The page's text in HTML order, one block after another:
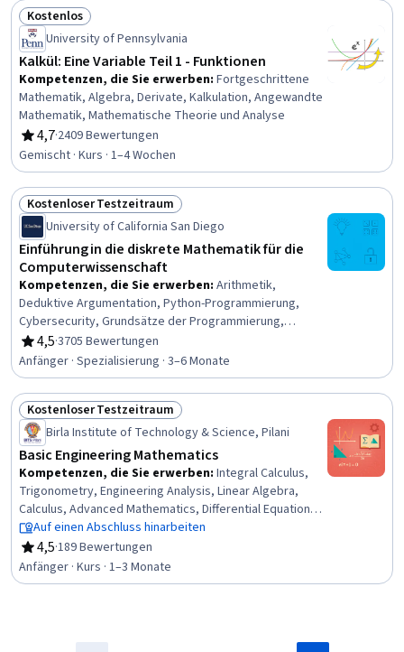
Status: Kostenlos
Kostenlos
University of Pennsylvania
Kalkül: Eine Variable Teil 1 - Funktionen
Kompetenzen, die Sie erwerben: Fortgeschrittene
Mathematik, Algebra, Derivate, Kalkulation, Angewandte
Mathematik, Mathematische Theorie und Analyse
4,7
Bewertung, 4,7 von 5 Sternen
·2409 Bewertungen
Gemischt · Kurs · 1–4 Wochen
Status: Kostenloser Testzeitraum
Kostenloser Testzeitraum
University of California San Diego
Einführung in die diskrete Mathematik für die
Computerwissenschaft
Kompetenzen, die Sie erwerben: Arithmetik,
Deduktive Argumentation, Python-Programmierung,
Cybersecurity, Grundsätze der Programmierung,
Wahrscheinlichkeitsrechnung und Statistik, Theoretische
Informatik, Rechnerische Logik, Logisches Denken,
Algorithmen, Schlüsselverwaltung, Graphentheorie,
Computational Thinking, Wahrscheinlichkeit,
Netzwerkanalyse, Verschlüsselung, Kryptographie,
Bayessche Statistik, Kombinatorik, Kryptographische
Protokolle
4,5
Bewertung, 4,5 von 5 Sternen
·3705 Bewertungen
Anfänger · Spezialisierung · 3–6 Monate
Status: Kostenloser Testzeitraum
Kostenloser Testzeitraum
Birla Institute of Technology & Science, Pilani
Basic Engineering Mathematics
Kompetenzen, die Sie erwerben: Integral Calculus,
Trigonometry, Engineering Analysis, Linear Algebra,
Calculus, Advanced Mathematics, Differential Equations,
Mathematical Modeling, Mathematical Theory & Analysis,
Applied Mathematics, Engineering, Algebra, Derivatives
Auf einen Abschluss hinarbeiten
4,5
Bewertung, 4,5 von 5 Sternen
·189 Bewertungen
Anfänger · Kurs · 1–3 Monate